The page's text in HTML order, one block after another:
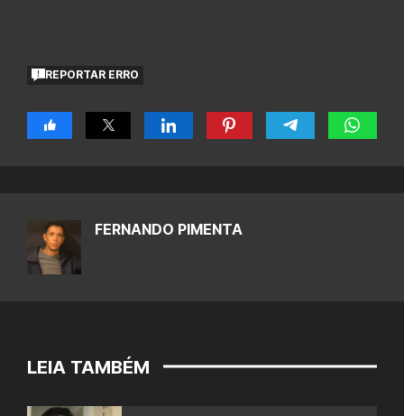
REPORTAR ERRO
FERNANDO PIMENTA
LEIA TAMBÉM